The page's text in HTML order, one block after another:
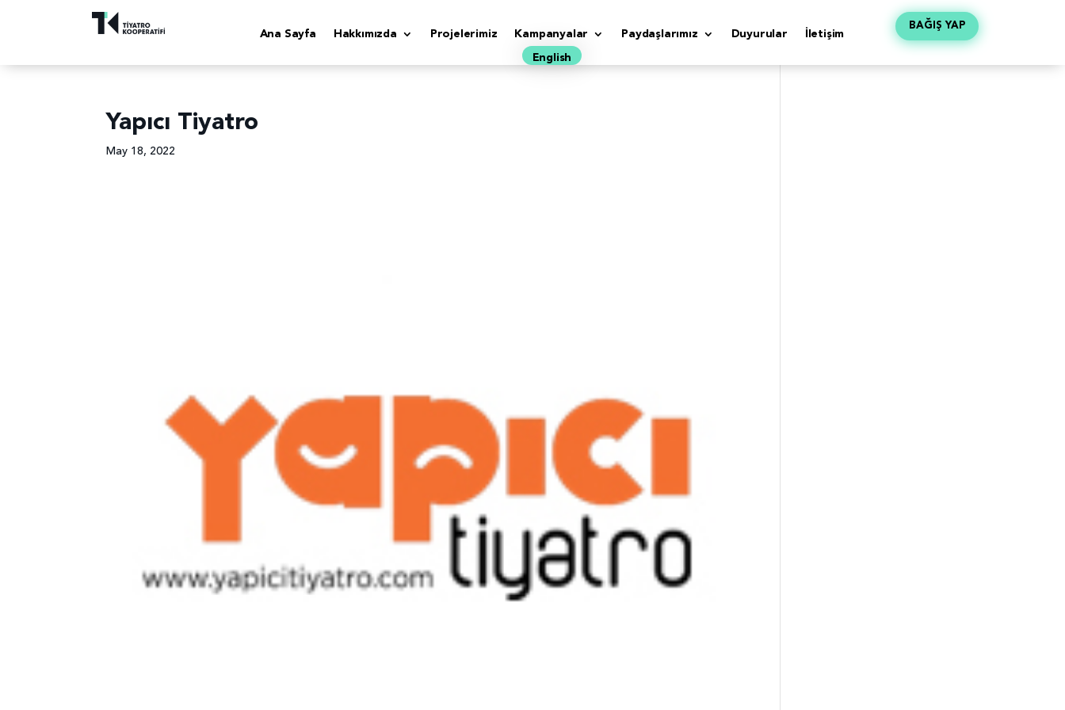
Ana Sayfa Hakkımızda Projelerimiz Kampanyalar Paydaşlarımız Duyurular İletişim
English
BAĞIŞ YAP
Yapıcı Tiyatro
May 18, 2022